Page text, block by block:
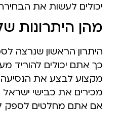
יכולים לעשות את
מהן היתרונות
היתרון הראשון שנרצה
כך אתם יכולים להוריד
מקצוע לבצע את
מכירים את כבישי ישראל
אם אתם מחלטים לספק